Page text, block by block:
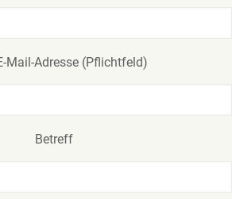
Mail-Adresse (Pflichtfeld)
Betreff